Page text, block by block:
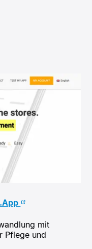
mit
Pflege und